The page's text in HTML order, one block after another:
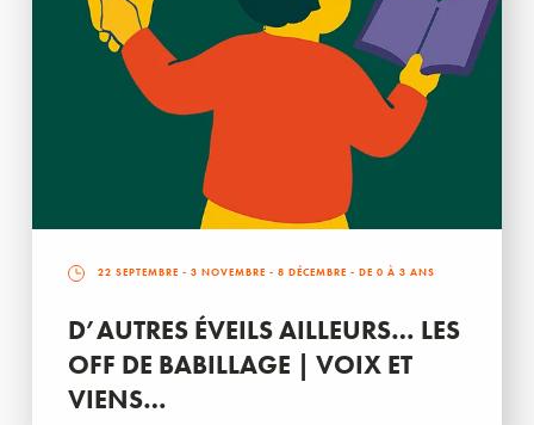
22 SEPTEMBRE - 3 NOVEMBRE - 8 DÉCEMBRE - DE 0 À 3 ANS
D’AUTRES ÉVEILS AILLEURS… LES
OFF DE BABILLAGE | VOIX ET
VIENS…